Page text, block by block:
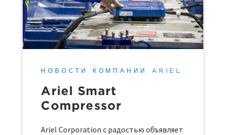
НОВОСТИ КОМПАНИИ ARIEL
Ariel Smart
Compressor
Ariel Corporation с радостью объявляет